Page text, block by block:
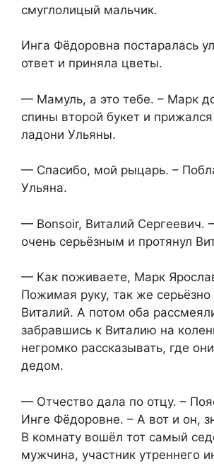
смуглолицый мальчик.
Инга Фёдоровна постаралась
ответ и приняла цветы.
— Мамуль, а это тебе. – Марк
спины второй букет и
ладони Ульяны.
— Спасибо, мой рыцарь. –
Ульяна.
— Bonsoir, Виталий Сергеевич.
очень серьёзным и протянул
— Как поживаете, Марк
Пожимая руку, так же серьёзно
Виталий. А потом оба
забравшись к Виталию на
негромко рассказывать, где
дедом.
— Отчество дала по отцу. –
Инге Фёдоровне. – А вот и он,
В комнату вошёл тот самый
мужчина, участник утреннего